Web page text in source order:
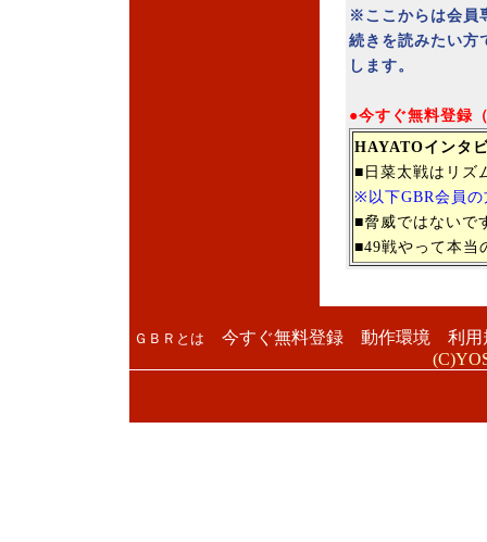
※ここからは会員
続きを読みたい方
します。
●今すぐ無料登録
HAYATOインタ
■日菜太戦はリズ
※以下GBR会員
■脅威ではないで
■49戦やって本当
ＧＢＲとは 今すぐ無料登録 動作環境
利用